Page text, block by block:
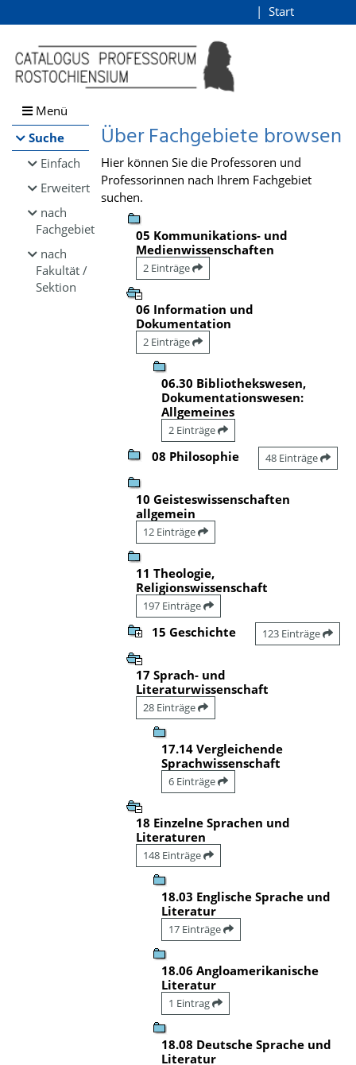
Browsen
direkt zum Inhalt
Start
Menü
Suche
Einfach
Erweitert
nach
Fachgebiet
nach
Fakultät /
Sektion
Über Fachgebiete browsen
Hier können Sie die Professoren und
Professorinnen nach Ihrem Fachgebiet
suchen.
05 Kommunikations- und
Medienwissenschaften
2 Einträge
06 Information und
Dokumentation
2 Einträge
06.30 Bibliothekswesen,
Dokumentationswesen:
Allgemeines
2 Einträge
08 Philosophie 48 Einträge
10 Geisteswissenschaften
allgemein
12 Einträge
11 Theologie,
Religionswissenschaft
197 Einträge
15 Geschichte 123 Einträge
17 Sprach- und
Literaturwissenschaft
28 Einträge
17.14 Vergleichende
Sprachwissenschaft
6 Einträge
18 Einzelne Sprachen und
Literaturen
148 Einträge
18.03 Englische Sprache und
Literatur
17 Einträge
18.06 Angloamerikanische
Literatur
1 Eintrag
18.08 Deutsche Sprache und
Literatur